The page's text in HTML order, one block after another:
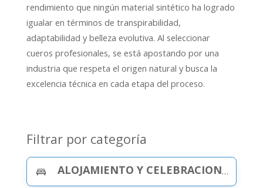
rendimiento que ningún material sintético ha logrado
igualar en términos de transpirabilidad,
adaptabilidad y belleza evolutiva. Al seleccionar
cueros profesionales, se está apostando por una
industria que respeta el origen natural y busca la
excelencia técnica en cada etapa del proceso.
Filtrar por categoría
ALOJAMIENTO Y CELEBRACIONES